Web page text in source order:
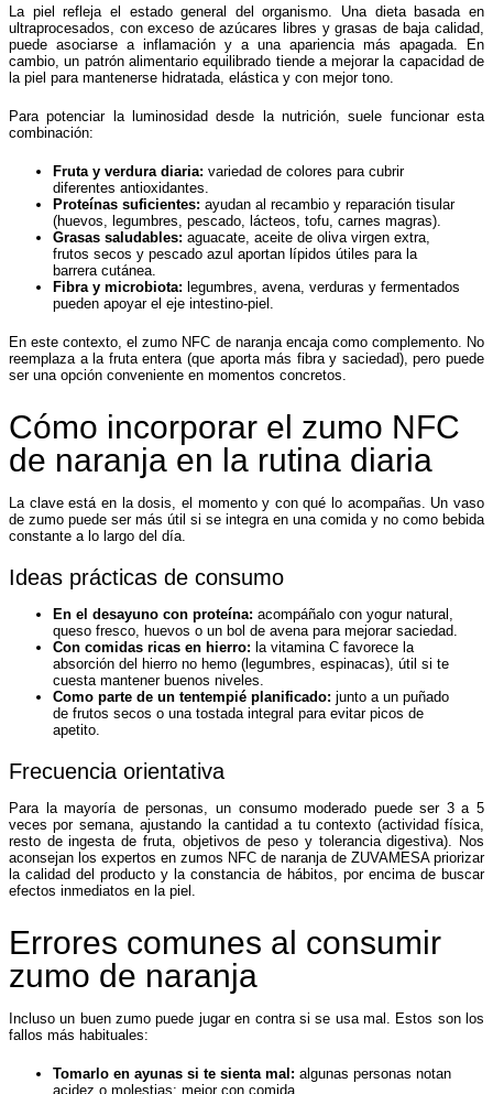
La piel refleja el estado general del organismo. Una dieta basada en
ultraprocesados, con exceso de azúcares libres y grasas de baja calidad,
puede asociarse a inflamación y a una apariencia más apagada. En
cambio, un patrón alimentario equilibrado tiende a mejorar la capacidad de
la piel para mantenerse hidratada, elástica y con mejor tono.
Para potenciar la luminosidad desde la nutrición, suele funcionar esta
combinación:
Fruta y verdura diaria: variedad de colores para cubrir
diferentes antioxidantes.
Proteínas suficientes: ayudan al recambio y reparación tisular
(huevos, legumbres, pescado, lácteos, tofu, carnes magras).
Grasas saludables: aguacate, aceite de oliva virgen extra,
frutos secos y pescado azul aportan lípidos útiles para la
barrera cutánea.
Fibra y microbiota: legumbres, avena, verduras y fermentados
pueden apoyar el eje intestino-piel.
En este contexto, el zumo NFC de naranja encaja como complemento. No
reemplaza a la fruta entera (que aporta más fibra y saciedad), pero puede
ser una opción conveniente en momentos concretos.
Cómo incorporar el zumo NFC
de naranja en la rutina diaria
La clave está en la dosis, el momento y con qué lo acompañas. Un vaso
de zumo puede ser más útil si se integra en una comida y no como bebida
constante a lo largo del día.
Ideas prácticas de consumo
En el desayuno con proteína: acompáñalo con yogur natural,
queso fresco, huevos o un bol de avena para mejorar saciedad.
Con comidas ricas en hierro: la vitamina C favorece la
absorción del hierro no hemo (legumbres, espinacas), útil si te
cuesta mantener buenos niveles.
Como parte de un tentempié planificado: junto a un puñado
de frutos secos o una tostada integral para evitar picos de
apetito.
Frecuencia orientativa
Para la mayoría de personas, un consumo moderado puede ser 3 a 5
veces por semana, ajustando la cantidad a tu contexto (actividad física,
resto de ingesta de fruta, objetivos de peso y tolerancia digestiva). Nos
aconsejan los expertos en zumos NFC de naranja de ZUVAMESA priorizar
la calidad del producto y la constancia de hábitos, por encima de buscar
efectos inmediatos en la piel.
Errores comunes al consumir
zumo de naranja
Incluso un buen zumo puede jugar en contra si se usa mal. Estos son los
fallos más habituales:
Tomarlo en ayunas si te sienta mal: algunas personas notan
acidez o molestias; mejor con comida.